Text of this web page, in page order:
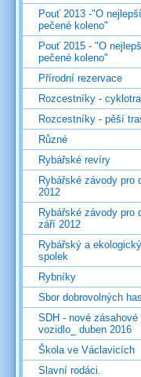
Pouť 2013 -"O nejlepší
pečené koleno"
Pouť 2015 - "O
pečené koleno"
Přírodní rezervace
Rozcestníky -
Rozcestníky - pěší
Různé
Rybářské revíry
Rybářské závody pro
2012
Rybářské závody pro
září 2012
Rybářský a ekologický
spolek
Rybníky
Sbor dobrovolných
SDH - nové zásahové
vozidlo_ duben 2016
Škola ve Václavicích
Slavní rodáci.